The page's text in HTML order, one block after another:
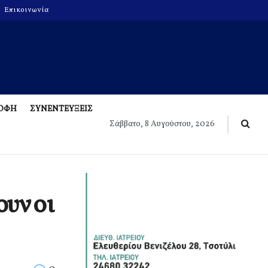
Επικοινωνία
ΣΥΝΕΝΤΕΥΞΕΙΣ
Σάββατο, 8 Αυγούστου, 2026
οι